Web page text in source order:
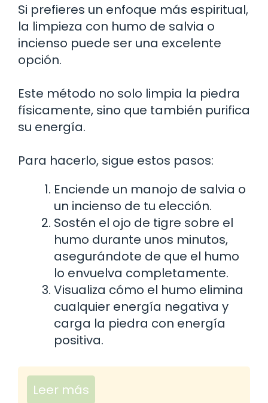
Si prefieres un enfoque más espiritual,
la limpieza con humo de salvia o
incienso puede ser una excelente
opción.
Este método no solo limpia la piedra
físicamente, sino que también purifica
su energía.
Para hacerlo, sigue estos pasos:
Enciende un manojo de salvia o
un incienso de tu elección.
Sostén el ojo de tigre sobre el
humo durante unos minutos,
asegurándote de que el humo
lo envuelva completamente.
Visualiza cómo el humo elimina
cualquier energía negativa y
carga la piedra con energía
positiva.
Leer más